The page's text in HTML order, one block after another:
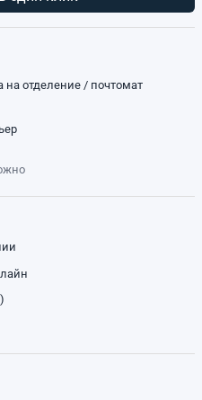
на отделение / почтомат